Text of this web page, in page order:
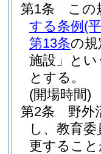
第1条
この
する条例 (
第13条の規
施設」とい
とする。
(開場時間)
第2条
野外
し、教育
更するこ